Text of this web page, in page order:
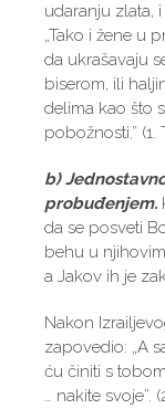
udaranju zlata, i
„Tako i žene u
da ukrašavaju
biserom, ili
delima kao što
pobožnosti.” (1.
b)
probuđenjem.
da se posveti
behu u
a Jakov ih je
Nakon
zapovedio: „A
ću činiti s
… nakite svoje”.